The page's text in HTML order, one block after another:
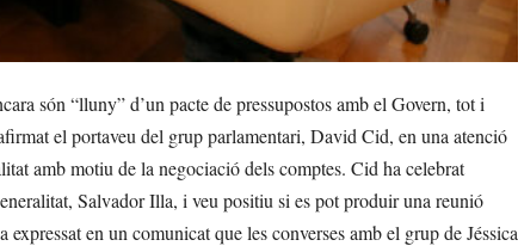
són “lluny” d’un pacte de pressupostos amb el Govern, tot i
el portaveu del grup parlamentari, David Cid, en una atenció
amb motiu de la negociació dels comptes. Cid ha celebrat
Salvador Illa, i veu positiu si es pot produir una reunió
en un comunicat que les converses amb el grup de Jéssica